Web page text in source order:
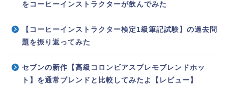
をコーヒーインストラクターが飲んでみた
【コーヒーインストラクター検定1級筆記試験】の過去問
題を振り返ってみた
セブンの新作【高級コロンビアスプレモブレンドホッ
ト】を通常ブレンドと比較してみたよ【レビュー】